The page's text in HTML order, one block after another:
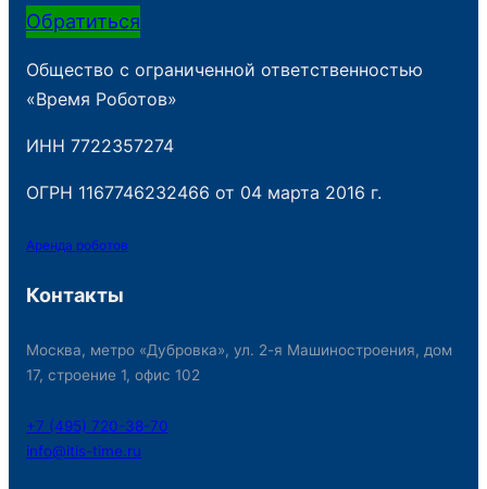
Обратиться
Общество с ограниченной ответственностью
«Время Роботов»
ИНН 7722357274
ОГРН 1167746232466 от 04 марта 2016 г.
Аренда роботов
Контакты
Москва, метро «Дубровка», ул. 2-я Машиностроения, дом
17, строение 1, офис 102
+7 (495) 720-38-70
info@itis-time.ru